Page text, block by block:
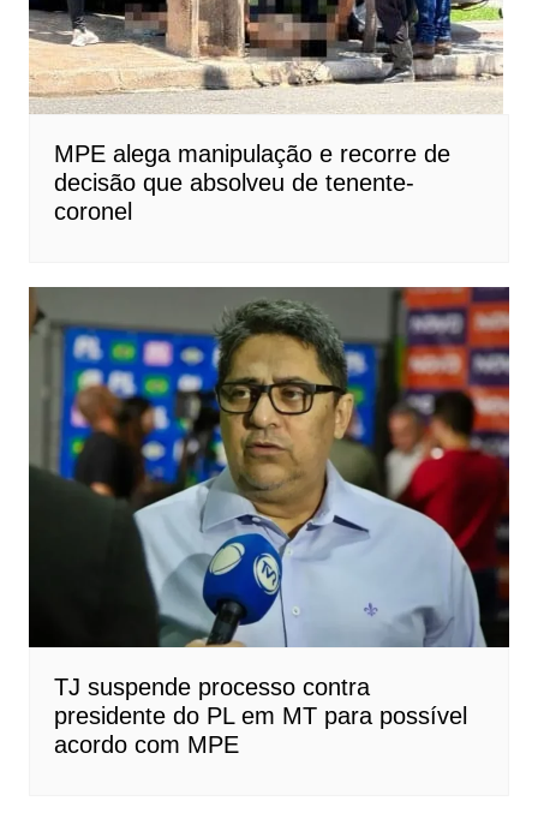
MPE alega manipulação e recorre de
decisão que absolveu de tenente-
coronel
TJ suspende processo contra
presidente do PL em MT para possível
acordo com MPE